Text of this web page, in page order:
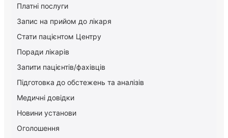
Платні послуги
Запис на прийом до лікаря
Стати пацієнтом Центру
Поради лікарів
Запити пацієнтів/фахівців
Підготовка до обстежень та аналізів
Медичні довідки
Новини установи
Оголошення